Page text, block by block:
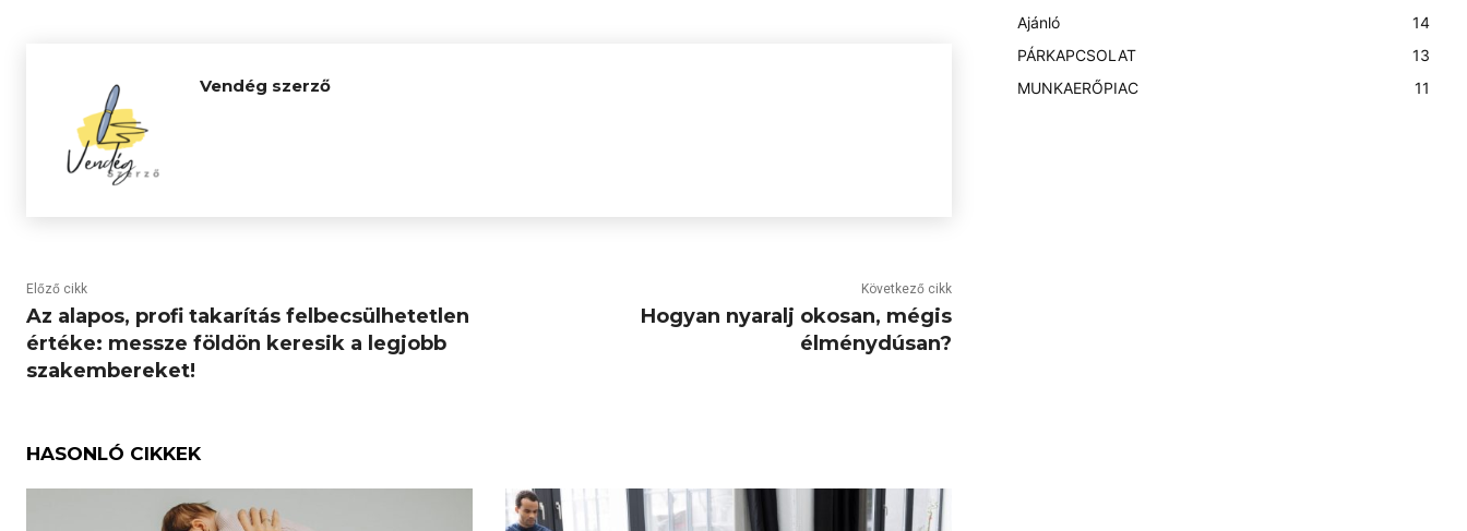
Vendég szerző
Előző cikk
Az alapos, profi takarítás felbecsülhetetlen
értéke: messze földön keresik a legjobb
szakembereket!
Következő cikk
Hogyan nyaralj okosan, mégis
élménydúsan?
HASONLÓ CIKKEK
Ajánló
14
PÁRKAPCSOLAT
13
MUNKAERŐPIAC
11